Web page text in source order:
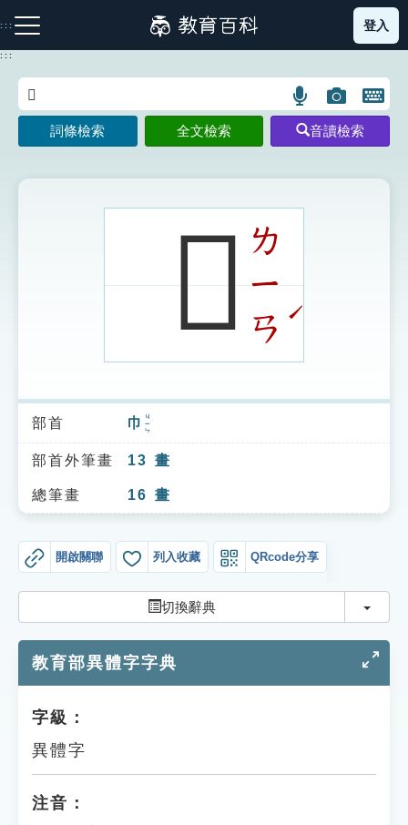
到
主
:::
注音索引圖示 筆畫索引圖示 部首索引表圖示
索引選單
知識索引
單字索引
遊戲專區
教學應用
貓頭鷹博士
登入
:::
語
言
搜
示
圖
片
搜
開
鍵
圖
詞條檢索 全文檢索 音讀檢索
𢅏ㄌ
ㄧ
ㄢ
ˊ
部首 巾 ㄐㄧㄣ
部首外筆畫 13 畫
總筆畫 16 畫
開啟關聯 列入收藏 QRcode分享
切換辭典 切換
教育部異體字字典
字級：
異體字
注音：